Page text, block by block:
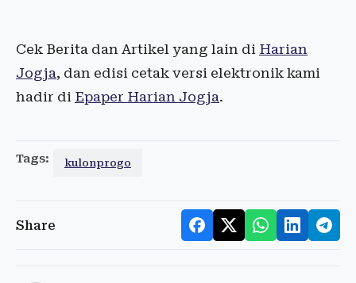
Cek Berita dan Artikel yang lain di Harian
Jogja, dan edisi cetak versi elektronik kami
hadir di Epaper Harian Jogja.
Tags: kulonprogo
Share